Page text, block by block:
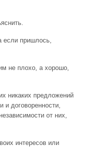
если пришлось,
не плохо, а хорошо,
никаких предложений
и договоренности,
от них,
интересов или